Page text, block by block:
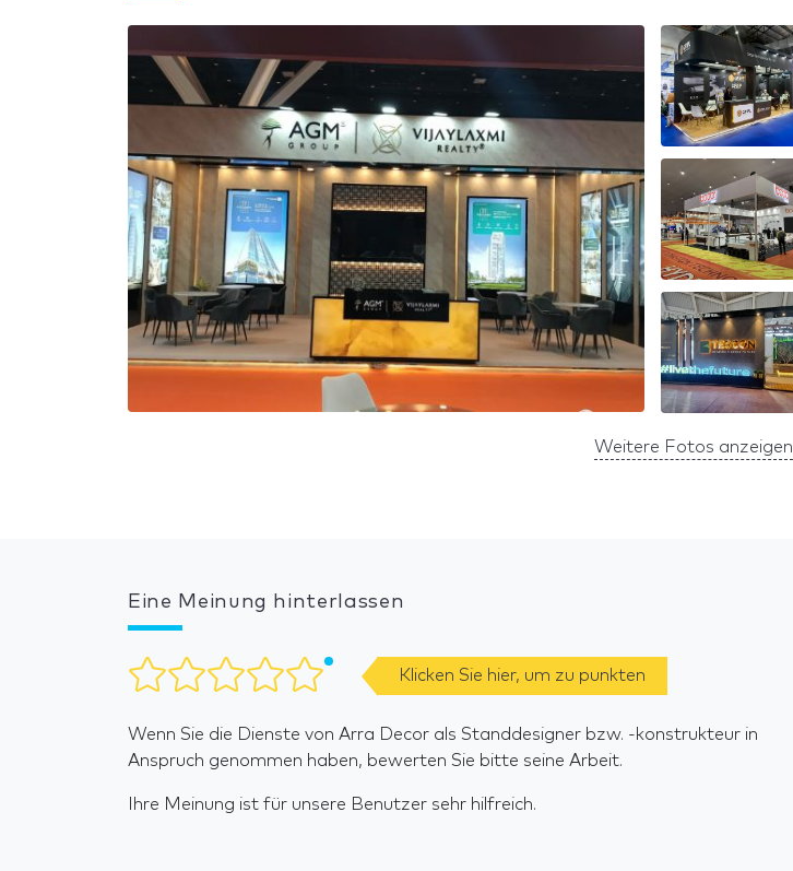
Weitere Fotos anzeigen
Eine Meinung hinterlassen
Klicken Sie hier, um zu punkten
Wenn Sie die Dienste von Arra Decor als Standdesigner bzw. -konstrukteur in
Anspruch genommen haben, bewerten Sie bitte seine Arbeit.
Ihre Meinung ist für unsere Benutzer sehr hilfreich.